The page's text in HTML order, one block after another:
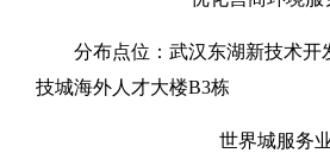
分布点位：武汉东湖新技术开
技城海外人才大楼B3栋
世界城服务